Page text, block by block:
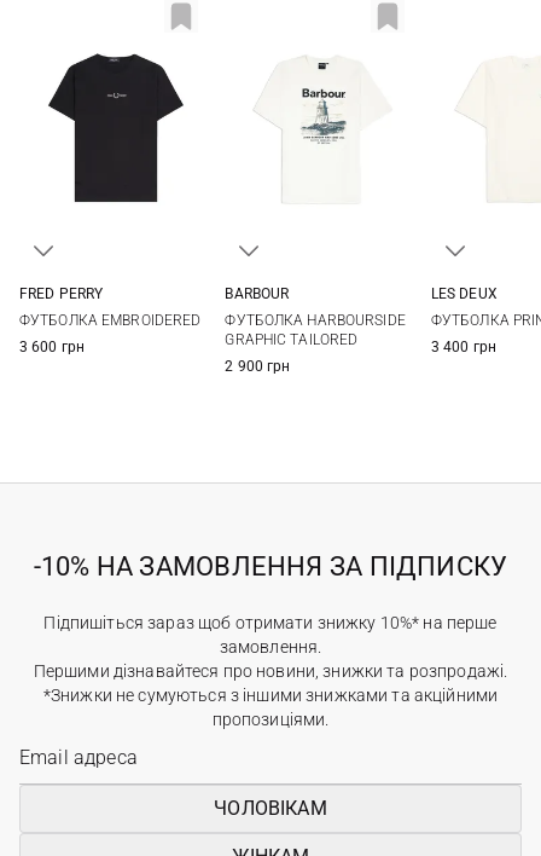
FRED PERRY
ФУТБОЛКА EMBROIDERED
3 600 грн
XXL
3XL
BARBOUR
ФУТБОЛКА HARBOURSIDE
GRAPHIC TAILORED
2 900 грн
LES DEUX
ФУТБОЛКА
3 400 грн
-10% НА ЗАМОВЛЕННЯ ЗА ПІДПИСКУ
Підпишіться зараз щоб отримати знижку 10%* на перше
замовлення.
Першими дізнавайтеся про новини, знижки та розпродажі.
*Знижки не сумуються з іншими знижками та акційними
пропозиціями.
ЧОЛОВІКАМ